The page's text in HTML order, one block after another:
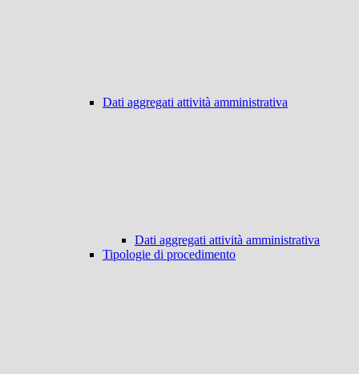
Dati aggregati attività amministrativa
Dati aggregati attività amministrativa
Tipologie di procedimento